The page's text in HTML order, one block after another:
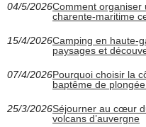
04/5/2026Comment organiser
charente-maritime
15/4/2026Camping en haute-
paysages et
07/4/2026Pourquoi choisir la
baptême de
25/3/2026Séjourner au cœur
volcans d’auvergne